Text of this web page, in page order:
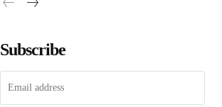
Subscribe